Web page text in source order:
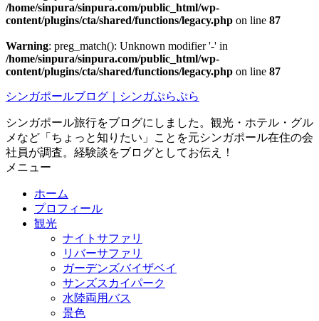
/home/sinpura/sinpura.com/public_html/wp-
content/plugins/cta/shared/functions/legacy.php on line 87
Warning: preg_match(): Unknown modifier '-' in
/home/sinpura/sinpura.com/public_html/wp-
content/plugins/cta/shared/functions/legacy.php on line 87
シンガポールブログ｜シンガぷらぷら
シンガポール旅行をブログにしました。観光・ホテル・グル
メなど「ちょっと知りたい」ことを元シンガポール在住の会
社員が調査。経験談をブログとしてお伝え！
メニュー
ホーム
プロフィール
観光
ナイトサファリ
リバーサファリ
ガーデンズバイザベイ
サンズスカイパーク
水陸両用バス
景色